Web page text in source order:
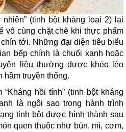
(tinh bột kháng loại 2) lại
vô cùng chặt chẽ khi thực phẩm
tới. Những đại diện tiêu biểu
bếp chính là chuối xanh hoặc
liệu thường được khéo léo
hầm truyền thống.
hồi tính” (tinh bột kháng
là ngôi sao trong hành trình
tinh bột được hình thành sau
quen thuộc như bún, mì, cơm,